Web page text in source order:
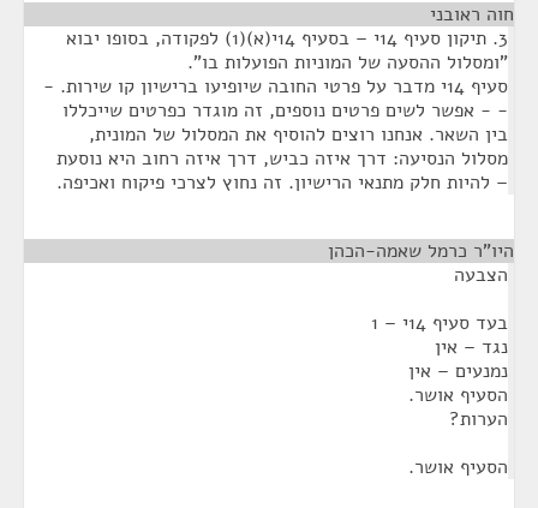
חוה ראובני
3. תיקון סעיף 14י – בסעיף 14י(א)(1) לפקודה, בסופו יבוא
"ומסלול ההסעה של המוניות הפועלות בו".
סעיף 14י מדבר על פרטי החובה שיופיעו ברישיון קו שירות. -
- - אפשר לשים פרטים נוספים, זה מוגדר כפרטים שייכללו
בין השאר. אנחנו רוצים להוסיף את המסלול של המונית,
מסלול הנסיעה: דרך איזה כביש, דרך איזה רחוב היא נוסעת
– להיות חלק מתנאי הרישיון. זה נחוץ לצרכי פיקוח ואכיפה.
היו"ר כרמל שאמה-הכהן
הצבעה
בעד סעיף 14י – 1
נגד – אין
נמנעים – אין
הסעיף אושר.
הערות?
הסעיף אושר.